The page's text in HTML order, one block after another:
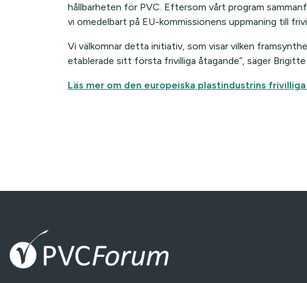
hållbarheten för PVC. Eftersom vårt program
vi omedelbart på EU-kommissionens uppmaning till
Vi välkomnar detta initiativ, som visar vilken
etablerade sitt första frivilliga åtagande”, säger
Läs mer om den europeiska plastindustrins